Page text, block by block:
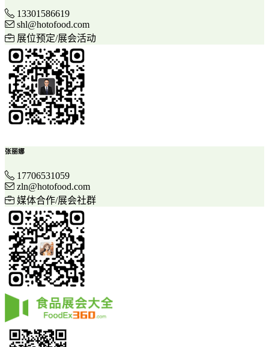
13301586619
shl@hotofood.com
展位预定/展会活动
张丽娜
17706531059
zln@hotofood.com
媒体合作/展会社群